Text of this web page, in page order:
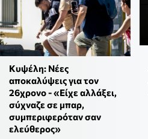
Κυψέλη: Νέες
αποκαλύψεις για τον
26χρονο - «Είχε αλλάξει,
σύχναζε σε μπαρ,
συμπεριφερόταν σαν
ελεύθερος»